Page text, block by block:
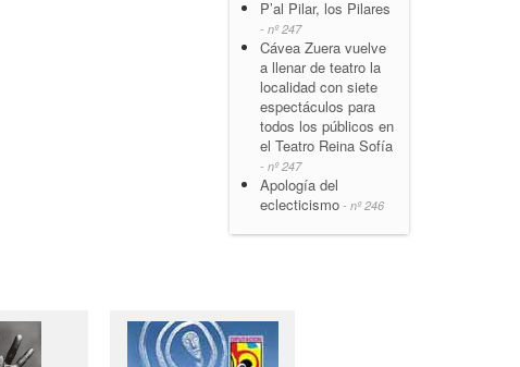
P’al Pilar, los Pilares
- nº 247
Cávea Zuera vuelve
a llenar de teatro la
localidad con siete
espectáculos para
todos los públicos en
el Teatro Reina Sofía
- nº 247
Apología del
eclecticismo - nº 246